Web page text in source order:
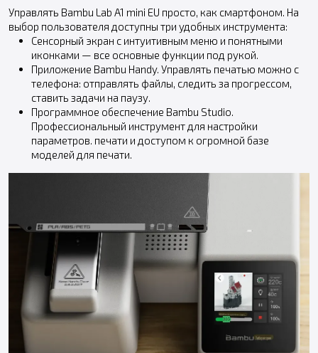
Управлять Bambu Lab A1 mini EU просто, как смартфоном. На
выбор пользователя доступны три удобных инструмента:
Сенсорный экран c интуитивным меню и понятными
иконками — все основные функции под рукой.
Приложение Bambu Handy. Управлять печатью можно с
телефона: отправлять файлы, следить за прогрессом,
ставить задачи на паузу.
Программное обеспечение Bambu Studio.
Профессиональный инструмент для настройки
параметров. печати и доступом к огромной базе
моделей для печати.